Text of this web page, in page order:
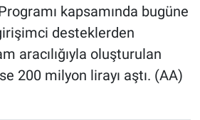
kapsamında bugüne
desteklerden
aracılığıyla oluşturulan
200 milyon lirayı aştı. (AA)